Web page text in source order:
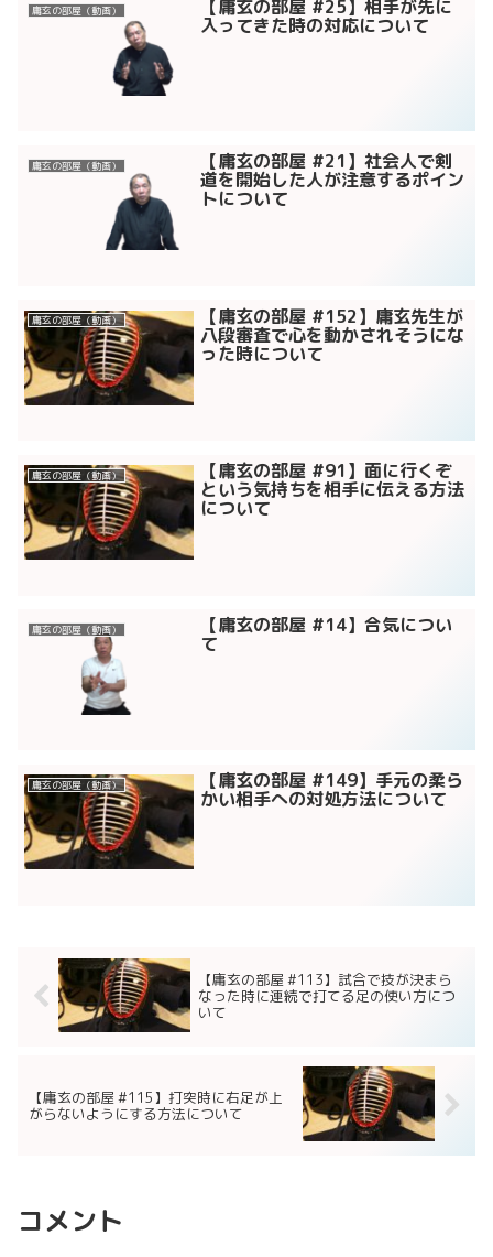
庸玄の部屋（動画） 【庸玄の部屋 #25】相手が先に
入ってきた時の対応について
庸玄の部屋（動画） 【庸玄の部屋 #21】社会人で剣
道を開始した人が注意するポイン
トについて
庸玄の部屋（動画） 【庸玄の部屋 #152】庸玄先生が
八段審査で心を動かされそうにな
った時について
庸玄の部屋（動画） 【庸玄の部屋 #91】面に行くぞ
という気持ちを相手に伝える方法
について
庸玄の部屋（動画） 【庸玄の部屋 #14】合気につい
て
庸玄の部屋（動画） 【庸玄の部屋 #149】手元の柔ら
かい相手への対処方法について
【庸玄の部屋 #113】試合で技が決まら
なった時に連続で打てる足の使い方につ
いて
【庸玄の部屋 #115】打突時に右足が上
がらないようにする方法について
コメント